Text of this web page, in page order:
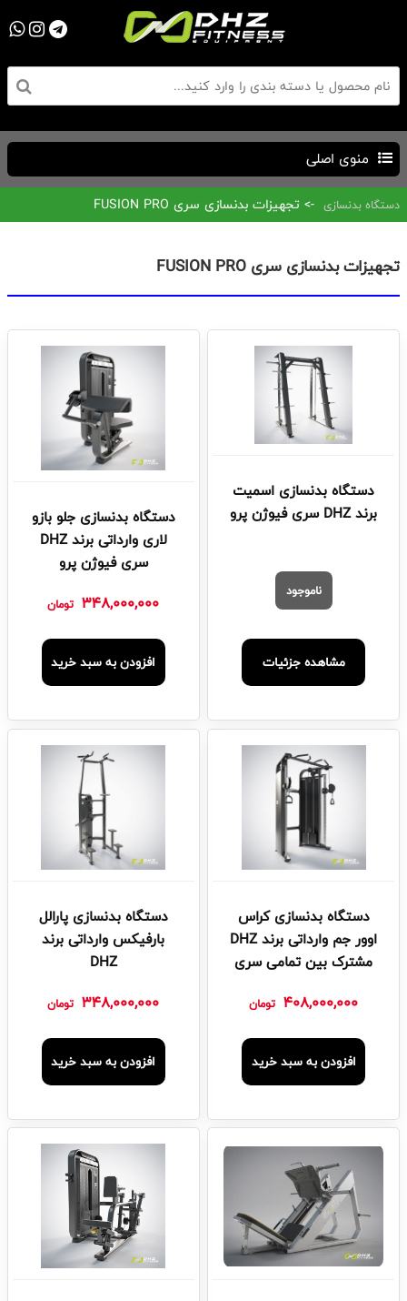
منوی اصلی
دستگاه بدنسازی -> تجهیزات بدنسازی سری FUSION PRO
تجهیزات بدنسازی سری FUSION PRO
دستگاه بدنسازی اسمیت
برند DHZ سری فیوژن پرو
ناموجود
مشاهده جزئیات
دستگاه بدنسازی جلو بازو
لاری وارداتی برند DHZ
سری فیوژن پرو
348,000,000 تومان
افزودن به سبد خرید
دستگاه بدنسازی کراس
اوور جم وارداتی برند DHZ
مشترک بین تمامی سری
408,000,000 تومان
افزودن به سبد خرید
دستگاه بدنسازی پارالل
بارفیکس وارداتی برند
DHZ
348,000,000 تومان
افزودن به سبد خرید